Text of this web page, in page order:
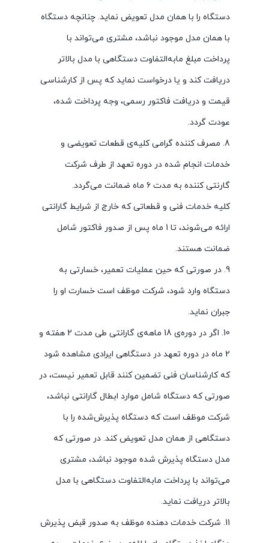
دستگاه را با همان مدل تعویض نماید. چنانچه دستگاه
با همان مدل موجود نباشد، مشتری می‌تواند با
پرداخت مبلغ مابه‌التفاوت دستگاهی با مدل بالاتر
دریافت کند و یا درخواست نماید که پس از کارشناسی
قیمت و دریافت فاکتور رسمی، وجه پرداخت شده‌،
عودت گردد.
8. مصرف کننده گرامی کلیه‌ی قطعات تعویضی و
خدمات انجام شده در دوره تعهد از طرف شرکت
گارنتی کننده به مدت 6 ماه ضمانت می‌گردد.
کلیه خدمات فنی و قطعاتی که خارج از شرایط گارانتی
ارائه می‌شوند، تا 1 ماه پس از صدور فاکتور شامل
ضمانت هستند.
9. در صورتی که حین عملیات تعمیر، خسارتی به
دستگاه وارد شود، شرکت موظف است خسارت او را
جبران نماید.
10. اگر در دوره‌ی 18 ماهه‌ی گارانتی طی مدت 2 هفته و
2 ماه در دوره تعهد در دستگاهی ایرادی مشاهده شود
که کارشناسان فنی تضمین کنند قابل تعمیر نیست، در
صورتی که دستگاه شامل موارد ابطال گارانتی نباشد،
شرکت موظف است که دستگاه پذیرش‌شده را با
دستگاهی از همان مدل تعویض کند. در صورتی که
مدل دستگاه پذیرش شده موجود نباشد، مشتری
می‌تواند با پرداخت مابه‌التفاوت دستگاهی با مدل
بالاتر دریافت نماید.
11. شرکت خدمات دهنده موظف به صدور قبض پذیرش